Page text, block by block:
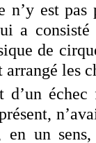
n’y est
a
de
les
d’un
en un